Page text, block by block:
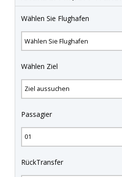
Wählen Sie Flughafen
Wählen Ziel
Passagier
RückTransfer